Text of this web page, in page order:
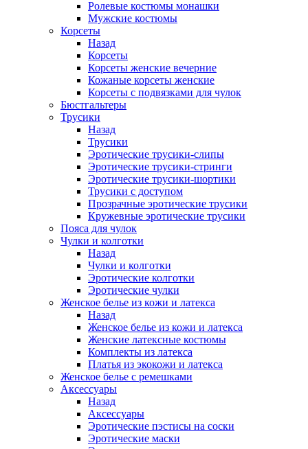
Ролевые костюмы монашки
Мужские костюмы
Корсеты
Назад
Корсеты
Корсеты женские вечерние
Кожаные корсеты женские
Корсеты с подвязками для чулок
Бюстгальтеры
Трусики
Назад
Трусики
Эротические трусики-слипы
Эротические трусики-стринги
Эротические трусики-шортики
Трусики с доступом
Прозрачные эротические трусики
Кружевные эротические трусики
Пояса для чулок
Чулки и колготки
Назад
Чулки и колготки
Эротические колготки
Эротические чулки
Женское белье из кожи и латекса
Назад
Женское белье из кожи и латекса
Женские латексные костюмы
Комплекты из латекса
Платья из экокожи и латекса
Женское белье с ремешками
Аксессуары
Назад
Аксессуары
Эротические пэстисы на соски
Эротические маски